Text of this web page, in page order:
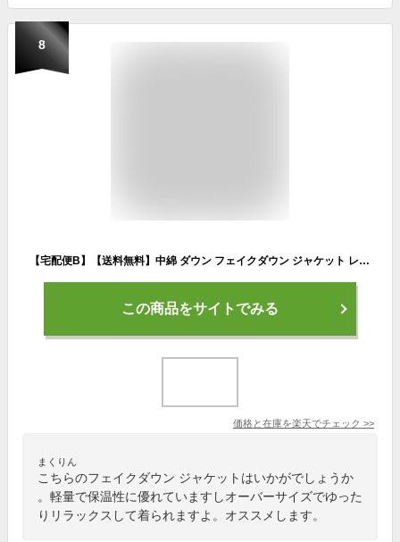
8
【宅配便B】【送料無料】中綿 ダウン フェイクダウン ジャケット レディース アウター ブルゾン オーバーサイズ ショート丈 ダイヤ キルティング ハイネック ドローコード 2way サイドポケット 防寒 暖か 秋 冬【メール便NG】
この商品をサイトでみる
価格と在庫を楽天でチェック >>
まくりん
こちらのフェイクダウン ジャケットはいかがでしょうか
。軽量で保温性に優れていますしオーバーサイズでゆった
りリラックスして着られますよ。オススメします。